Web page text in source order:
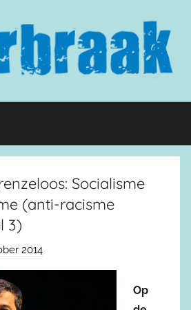
Socialisme
(anti-racisme
3)
2014
Op